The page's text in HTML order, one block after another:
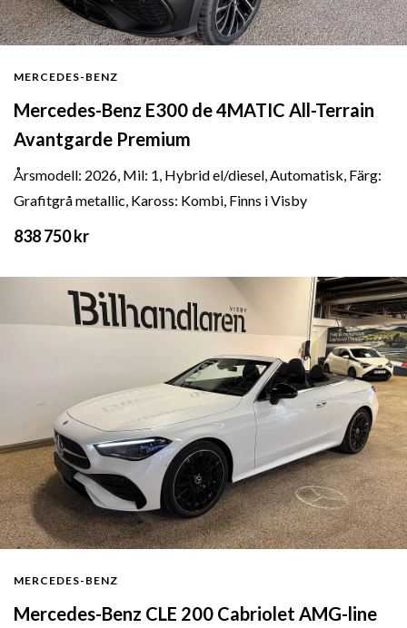
MERCEDES-BENZ
Mercedes-Benz E300 de 4MATIC All-Terrain
Avantgarde Premium
Årsmodell: 2026, Mil: 1, Hybrid el/diesel, Automatisk, Färg:
Grafitgrå metallic, Kaross: Kombi, Finns i Visby
838 750 kr
MERCEDES-BENZ
Mercedes-Benz CLE 200 Cabriolet AMG-line